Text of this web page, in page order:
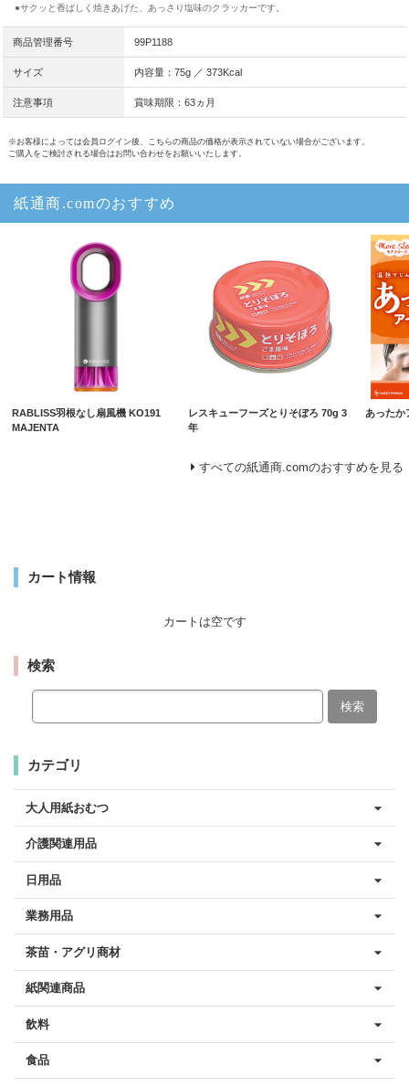
●サクッと香ばしく焼きあげた、あっさり塩味のクラッカーです。
商品管理番号 99P1188
サイズ 内容量：75g ／ 373Kcal
注意事項 賞味期限：63ヵ月
※お客様によっては会員ログイン後、こちらの商品の価格が表示されていない場合がございます。
ご購入をご検討される場合はお問い合わせをお願いいたします。
紙通商.comのおすすめ
RABLISS羽根なし扇風機 KO191
MAJENTA
レスキューフーズとりそぼろ 70g 3
年
あった
すべての紙通商.comのおすすめを見る
カート情報
カートは空です
検索
検索
カテゴリ
大人用紙おむつ
介護関連用品
日用品
業務用品
茶苗・アグリ商材
紙関連商品
飲料
食品